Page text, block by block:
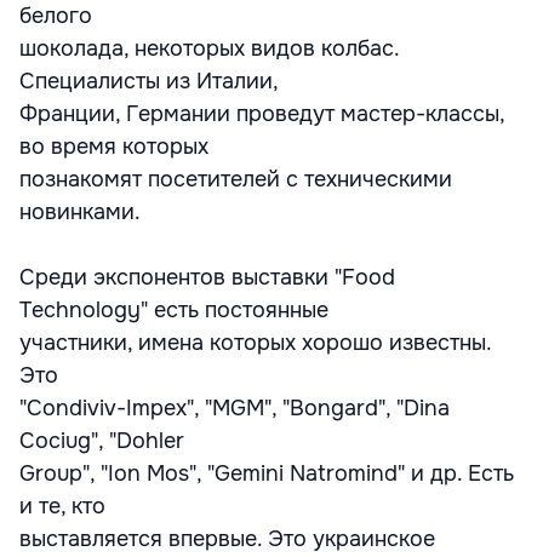
белого
шоколада, некоторых видов колбас.
Специалисты из Италии,
Франции, Германии проведут мастер-классы,
во время которых
познакомят посетителей с техническими
новинками.
Среди экспонентов выставки "Food
Technology" есть постоянные
участники, имена которых хорошо известны.
Это
"Condiviv-Impex", "MGM", "Bongard", "Dina
Cociug", "Dohler
Group", "Ion Mos", "Gemini Natromind" и др. Есть
и те, кто
выставляется впервые. Это украинское